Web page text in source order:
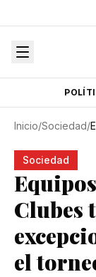
Inicio/Sociedad/
Sociedad
Clubes
el